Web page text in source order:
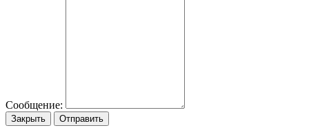
Сообщение:
Закрыть Отправить